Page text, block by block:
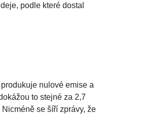
podle které dostal
produkuje nulové emise a
to stejné za 2,7
se šíří zprávy, že